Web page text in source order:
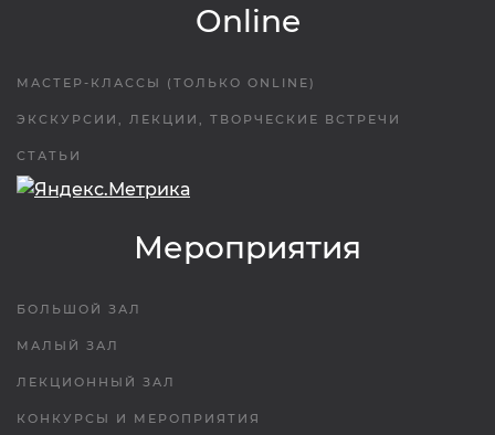
Online
МАСТЕР-КЛАССЫ (ТОЛЬКО ONLINE)
ЭКСКУРСИИ, ЛЕКЦИИ, ТВОРЧЕСКИЕ ВСТРЕЧИ
СТАТЬИ
Мероприятия
БОЛЬШОЙ ЗАЛ
МАЛЫЙ ЗАЛ
ЛЕКЦИОННЫЙ ЗАЛ
КОНКУРСЫ И МЕРОПРИЯТИЯ